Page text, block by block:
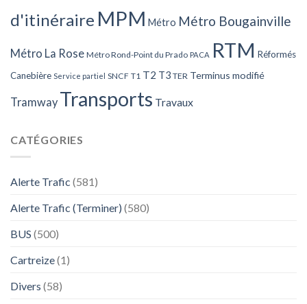
d'itinéraire MPM Métro Métro Bougainville
Métro La Rose Métro Rond-Point du Prado PACA RTM Réformés
Canebière Service partiel SNCF T1 T2 T3 TER Terminus modifié
Tramway Transports Travaux
CATÉGORIES
Alerte Trafic (581)
Alerte Trafic (Terminer) (580)
BUS (500)
Cartreize(1)
Divers (58)